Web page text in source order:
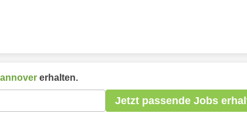
erhalten.
Jetzt passende Jobs